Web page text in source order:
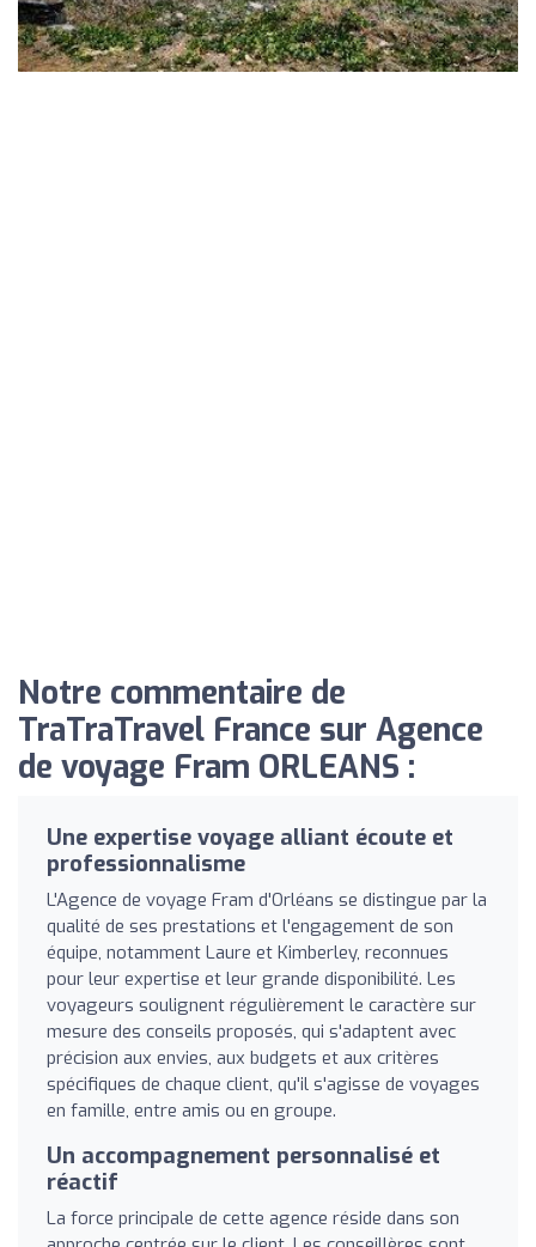
Notre commentaire de
TraTraTravel France sur Agence
de voyage Fram ORLEANS :
Une expertise voyage alliant écoute et
professionnalisme
L'Agence de voyage Fram d'Orléans se distingue par la
qualité de ses prestations et l'engagement de son
équipe, notamment Laure et Kimberley, reconnues
pour leur expertise et leur grande disponibilité. Les
voyageurs soulignent régulièrement le caractère sur
mesure des conseils proposés, qui s'adaptent avec
précision aux envies, aux budgets et aux critères
spécifiques de chaque client, qu'il s'agisse de voyages
en famille, entre amis ou en groupe.
Un accompagnement personnalisé et
réactif
La force principale de cette agence réside dans son